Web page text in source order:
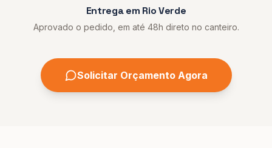
Entrega em Rio Verde
Aprovado o pedido, em até 48h direto no canteiro.
Solicitar Orçamento Agora